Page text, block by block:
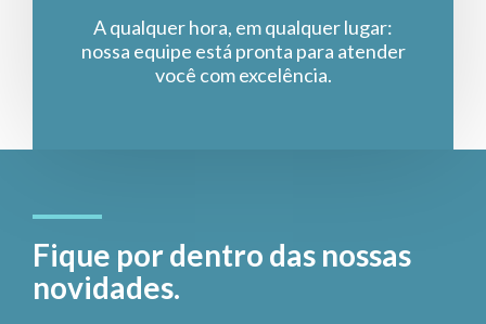
A qualquer hora, em qualquer lugar:
nossa equipe está pronta para atender
você com excelência.
Fique por dentro das nossas
novidades.